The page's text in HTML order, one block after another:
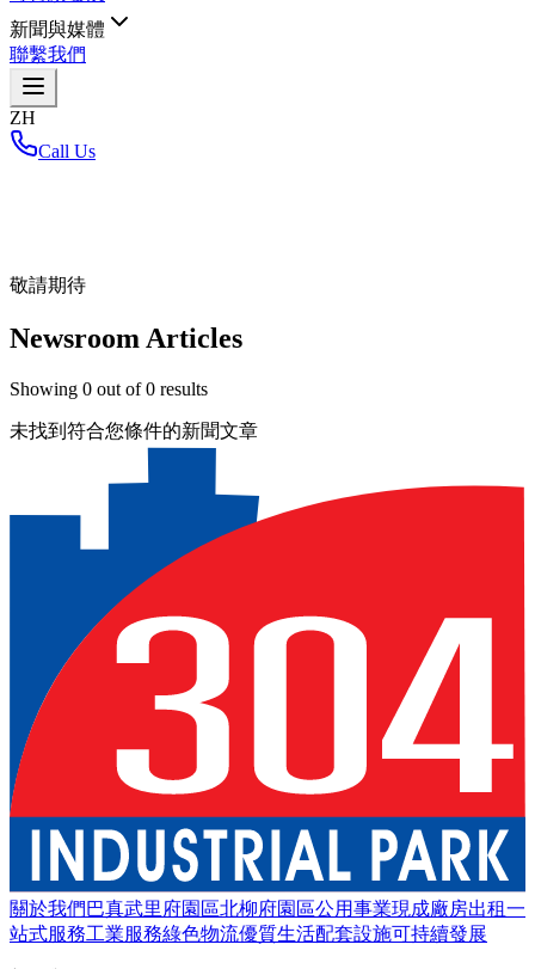
新聞與媒體
聯繫我們
ZH
Call Us
敬請期待
Newsroom Articles
Showing 0 out of0 results
未找到符合您條件的新聞文章
關於我們 巴真武里府園區北柳府園區公用事業現成廠房出租一
站式服務工業服務綠色物流優質生活配套設施可持續發展